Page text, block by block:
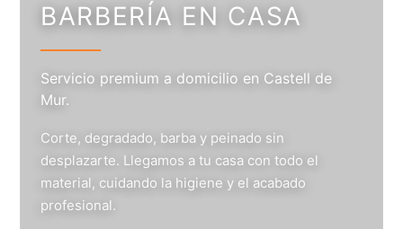
BARBERÍA EN CASA
Servicio premium a domicilio en Castell de
Mur.
Corte, degradado, barba y peinado sin
desplazarte. Llegamos a tu casa con todo el
material, cuidando la higiene y el acabado
profesional.